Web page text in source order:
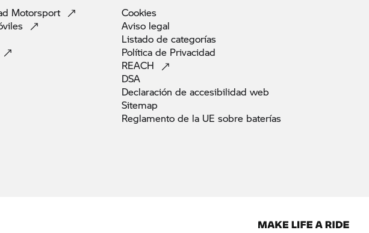
Motorsport
Cookies
Aviso legal
Listado de categorías
Política de Privacidad
REACH
DSA
Declaración de accesibilidad web
Sitemap
Reglamento de la UE sobre baterías